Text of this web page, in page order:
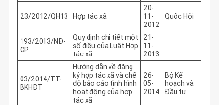
23/2012/QH13 Hợp tác xã
20-
11-
2012
Quốc Hội
193/2013/NĐ-
CP
Quy định chi tiết một
số điều của Luật Hợp
tác xã
21-
11-
2013
03/2014/TT-
BKHĐT
Hướng dẫn về đăng
ký hợp tác xã và chế
độ báo cáo tình hình
hoạt động của hợp
tác xã
26-
05-
2014
Bộ Kế
hoạch và
Đầu tư